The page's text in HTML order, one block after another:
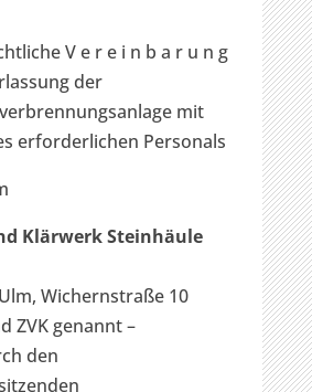
V e r e i n b a r u n g
der
mit
erforderlichen Personals
Klärwerk Steinhäule
Wichernstraße 10
ZVK genannt –
den